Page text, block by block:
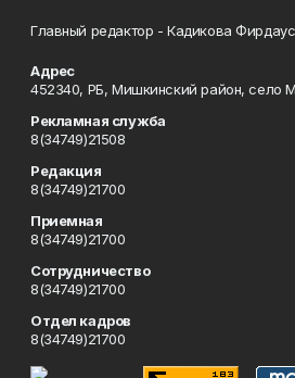
Главный редактор - Кадикова
Адрес
452340, РБ, Мишкинский район, село
Рекламная служба
8(34749)21508
Редакция
8(34749)21700
Приемная
8(34749)21700
Сотрудничество
8(34749)21700
Отдел кадров
8(34749)21700